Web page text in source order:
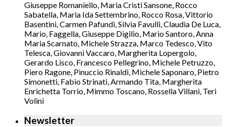
Giuseppe Romaniello, Maria Cristi Sansone, Rocco
Sabatella, Maria Ida Settembrino, Rocco Rosa, Vittorio
Basentini, Carmen Pafundi, Silvia Favulli, Claudia De Luca,
Mario, Faggella, Giuseppe Digilio, Mario Santoro, Anna
Maria Scarnato, Michele Strazza, Marco Tedesco, Vito
Telesca, Giovanni Vaccaro, Margherita Lopergolo,
Gerardo Lisco, Francesco Pellegrino, Michele Petruzzo,
Piero Ragone, Pinuccio Rinaldi, Michele Saponaro, Pietro
Simonetti, Fabio Strinati, Armando Tita, Margherita
Enrichetta Torrio, Mimmo Toscano, Rossella Villani, Teri
Volini
Newsletter